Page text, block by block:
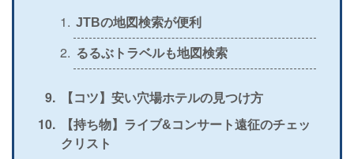
JTBの地図検索が便利
るるぶトラベルも地図検索
【コツ】安い穴場ホテルの見つけ方
【持ち物】ライブ&コンサート遠征のチェッ
クリスト